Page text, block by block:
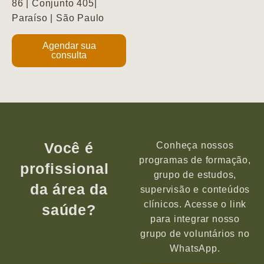
86 | Conjunto 405|
Paraíso | São Paulo
Agendar sua
consulta
Você é
profissional
da área da
saúde?
Conheça nossos
programas de formação,
grupo de estudos,
supervisão e conteúdos
clínicos. Acesse o link
para integrar nosso
grupo de voluntários no
WhatsApp.